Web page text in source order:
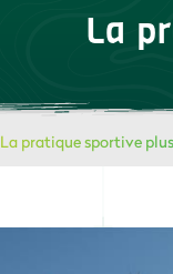
La
La pratique sportive